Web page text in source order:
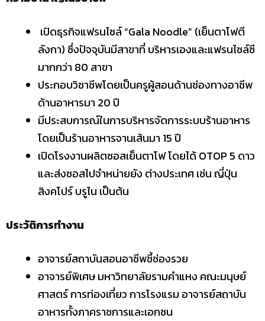
เปิดธุรกิจแฟรนไซล์ “Gala Noodle” (เย็นตาโฟตี
ลังกา) ซึ่งปัจจุบันมีสาขาที่ บริหารเองและแฟรนไซล์ซี
มากกว่า 80 สาขา
ประกอบวิชาชีพโดยเป็นครูผู้สอนด้านช่องทางอาชีพ
ด้านอาหารมา 20 ปี
มีประสบการณ์ในการบริหารจัดการระบบร้านอาหาร
โดยเป็นร้านอาหารจานเส้นมา 15 ปี
เปิดโรงงานผลิตซอสเย็นตาโฟ โดยได้ OTOP 5 ดาว
และส่งซอสไปจําหน่ายยัง ต่างประเทศ เช่น ญี่ปุ่น
สิงคโปร์ บรูไน เป็นต้น
ประวัติการทํางาน
อาจารย์สถาบันสอนอาชีพชี้ช่องรวย
อาจารย์พิเศษ มหาวิทยาลัยรามคําแหง คณะมนุษย์
ศาสตร์ การท่องเที่ยว การโรงแรม อาจารย์สถาบัน
อาหารทั้งภาคราชการและเอกชน